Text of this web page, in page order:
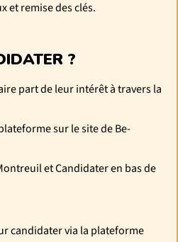
et remise des clés.
?
part de leur intérêt à travers la
sur le site de Be-
et Candidater en bas de
candidater via la plateforme